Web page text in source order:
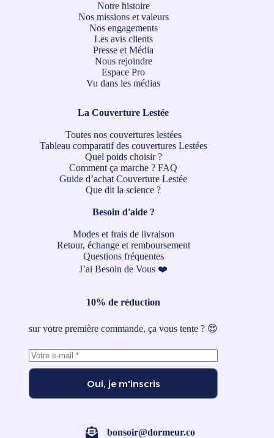
Notre histoire
Nos missions et valeurs
Nos engagements
Les avis clients
Presse et Média
Nous rejoindre
Espace Pro
Vu dans les médias
La Couverture Lestée
Toutes nos couvertures lestées
Tableau comparatif des couvertures Lestées
Quel poids choisir ?
Comment ça marche ? FAQ
Guide d’achat Couverture Lestée
Que dit la science ?
Besoin d'aide ?
Modes et frais de livraison
Retour, échange et remboursement
Questions fréquentes
J’ai Besoin de Vous ❤️
10% de réduction
sur votre première commande, ça vous tente ? 😍
Oui, je m'inscris
bonsoir@dormeur.co